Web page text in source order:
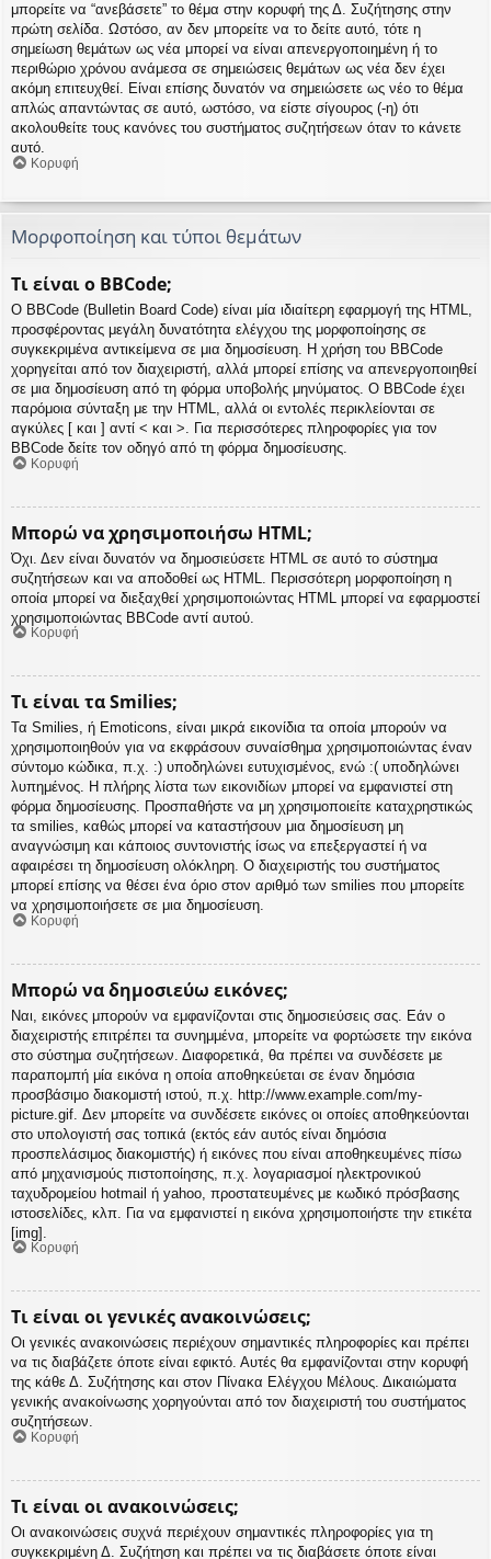
μπορείτε να “ανεβάσετε” το θέμα στην κορυφή της Δ. Συζήτησης στην
πρώτη σελίδα. Ωστόσο, αν δεν μπορείτε να το δείτε αυτό, τότε η
σημείωση θεμάτων ως νέα μπορεί να είναι απενεργοποιημένη ή το
περιθώριο χρόνου ανάμεσα σε σημειώσεις θεμάτων ως νέα δεν έχει
ακόμη επιτευχθεί. Είναι επίσης δυνατόν να σημειώσετε ως νέο το θέμα
απλώς απαντώντας σε αυτό, ωστόσο, να είστε σίγουρος (-η) ότι
ακολουθείτε τους κανόνες του συστήματος συζητήσεων όταν το κάνετε
αυτό.
Κορυφή
Μορφοποίηση και τύποι θεμάτων
Τι είναι ο BBCode;
Ο BBCode (Bulletin Board Code) είναι μία ιδιαίτερη εφαρμογή της HTML,
προσφέροντας μεγάλη δυνατότητα ελέγχου της μορφοποίησης σε
συγκεκριμένα αντικείμενα σε μια δημοσίευση. Η χρήση του BBCode
χορηγείται από τον διαχειριστή, αλλά μπορεί επίσης να απενεργοποιηθεί
σε μια δημοσίευση από τη φόρμα υποβολής μηνύματος. Ο BBCode έχει
παρόμοια σύνταξη με την HTML, αλλά οι εντολές περικλείονται σε
αγκύλες [ και ] αντί < και >. Για περισσότερες πληροφορίες για τον
BBCode δείτε τον οδηγό από τη φόρμα δημοσίευσης.
Κορυφή
Μπορώ να χρησιμοποιήσω HTML;
Όχι. Δεν είναι δυνατόν να δημοσιεύσετε HTML σε αυτό το σύστημα
συζητήσεων και να αποδοθεί ως HTML. Περισσότερη μορφοποίηση η
οποία μπορεί να διεξαχθεί χρησιμοποιώντας HTML μπορεί να εφαρμοστεί
χρησιμοποιώντας BBCode αντί αυτού.
Κορυφή
Τι είναι τα Smilies;
Τα Smilies, ή Emoticons, είναι μικρά εικονίδια τα οποία μπορούν να
χρησιμοποιηθούν για να εκφράσουν συναίσθημα χρησιμοποιώντας έναν
σύντομο κώδικα, π.χ. :) υποδηλώνει ευτυχισμένος, ενώ :( υποδηλώνει
λυπημένος. Η πλήρης λίστα των εικονιδίων μπορεί να εμφανιστεί στη
φόρμα δημοσίευσης. Προσπαθήστε να μη χρησιμοποιείτε καταχρηστικώς
τα smilies, καθώς μπορεί να καταστήσουν μια δημοσίευση μη
αναγνώσιμη και κάποιος συντονιστής ίσως να επεξεργαστεί ή να
αφαιρέσει τη δημοσίευση ολόκληρη. Ο διαχειριστής του συστήματος
μπορεί επίσης να θέσει ένα όριο στον αριθμό των smilies που μπορείτε
να χρησιμοποιήσετε σε μια δημοσίευση.
Κορυφή
Μπορώ να δημοσιεύω εικόνες;
Ναι, εικόνες μπορούν να εμφανίζονται στις δημοσιεύσεις σας. Εάν ο
διαχειριστής επιτρέπει τα συνημμένα, μπορείτε να φορτώσετε την εικόνα
στο σύστημα συζητήσεων. Διαφορετικά, θα πρέπει να συνδέσετε με
παραπομπή μία εικόνα η οποία αποθηκεύεται σε έναν δημόσια
προσβάσιμο διακομιστή ιστού, π.χ. http://www.example.com/my-
picture.gif. Δεν μπορείτε να συνδέσετε εικόνες οι οποίες αποθηκεύονται
στο υπολογιστή σας τοπικά (εκτός εάν αυτός είναι δημόσια
προσπελάσιμος διακομιστής) ή εικόνες που είναι αποθηκευμένες πίσω
από μηχανισμούς πιστοποίησης, π.χ. λογαριασμοί ηλεκτρονικού
ταχυδρομείου hotmail ή yahoo, προστατευμένες με κωδικό πρόσβασης
ιστοσελίδες, κλπ. Για να εμφανιστεί η εικόνα χρησιμοποιήστε την ετικέτα
[img].
Κορυφή
Τι είναι οι γενικές ανακοινώσεις;
Οι γενικές ανακοινώσεις περιέχουν σημαντικές πληροφορίες και πρέπει
να τις διαβάζετε όποτε είναι εφικτό. Αυτές θα εμφανίζονται στην κορυφή
της κάθε Δ. Συζήτησης και στον Πίνακα Ελέγχου Μέλους. Δικαιώματα
γενικής ανακοίνωσης χορηγούνται από τον διαχειριστή του συστήματος
συζητήσεων.
Κορυφή
Τι είναι οι ανακοινώσεις;
Οι ανακοινώσεις συχνά περιέχουν σημαντικές πληροφορίες για τη
συγκεκριμένη Δ. Συζήτηση και πρέπει να τις διαβάσετε όποτε είναι